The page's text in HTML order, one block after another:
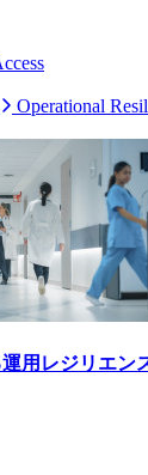
Operational
用レジリエン